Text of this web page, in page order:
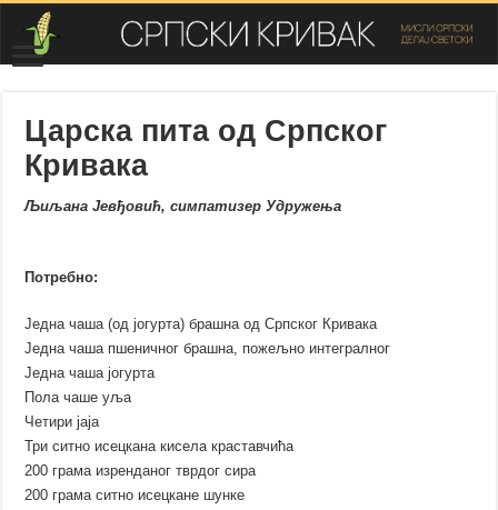
Царска пита од Српског
Кривака
Љиљана Јевђовић, симпатизер Удружења
Потребно:
Једна чаша (од јогурта) брашна од Српског Кривака
Једна чаша пшеничног брашна, пожељно интегралног
Једна чаша јогурта
Пола чаше уља
Четири јаја
Три ситно исецкана кисела краставчића
200 грама изренданог тврдог сира
200 грама ситно исецкане шунке